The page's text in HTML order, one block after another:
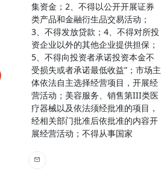
集资金；2、不得以公开开展证券
类产品和金融衍生品交易活动；
3、不得发放贷款；4、不得对所投
资企业以外的其他企业提供担保；
5、不得向投资者承诺投资本金不
受损失或者承诺最低收益”；市场主
体依法自主选择经营项目，开展经
营活动；美容服务、销售第III类医
疗器械以及依法须经批准的项目，
经相关部门批准后依批准的内容开
展经营活动；不得从事国家